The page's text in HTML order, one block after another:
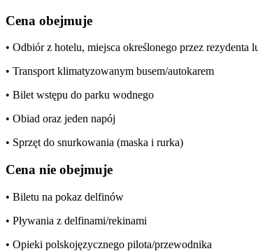
Cena obejmuje
• Odbiór z hotelu, miejsca określonego przez rezydenta
• Transport klimatyzowanym busem/autokarem
• Bilet wstępu do parku wodnego
• Obiad oraz jeden napój
• Sprzęt do snurkowania (maska i rurka)
Cena nie obejmuje
• Biletu na pokaz delfinów
• Pływania z delfinami/rekinami
• Opieki polskojęzycznego pilota/przewodnika